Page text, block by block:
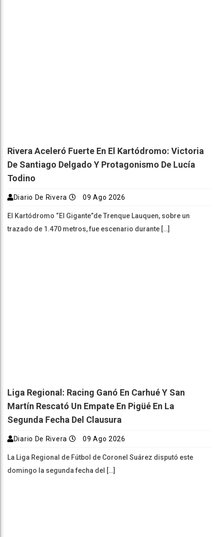
Rivera Aceleró Fuerte En El Kartódromo: Victoria
De Santiago Delgado Y Protagonismo De Lucía
Todino
Diario De Rivera 09 Ago 2026
El Kartódromo “El Gigante”de Trenque Lauquen, sobre un
trazado de 1.470 metros, fue escenario durante […]
Liga Regional: Racing Ganó En Carhué Y San
Martín Rescató Un Empate En Pigüé En La
Segunda Fecha Del Clausura
Diario De Rivera 09 Ago 2026
La Liga Regional de Fútbol de Coronel Suárez disputó este
domingo la segunda fecha del […]